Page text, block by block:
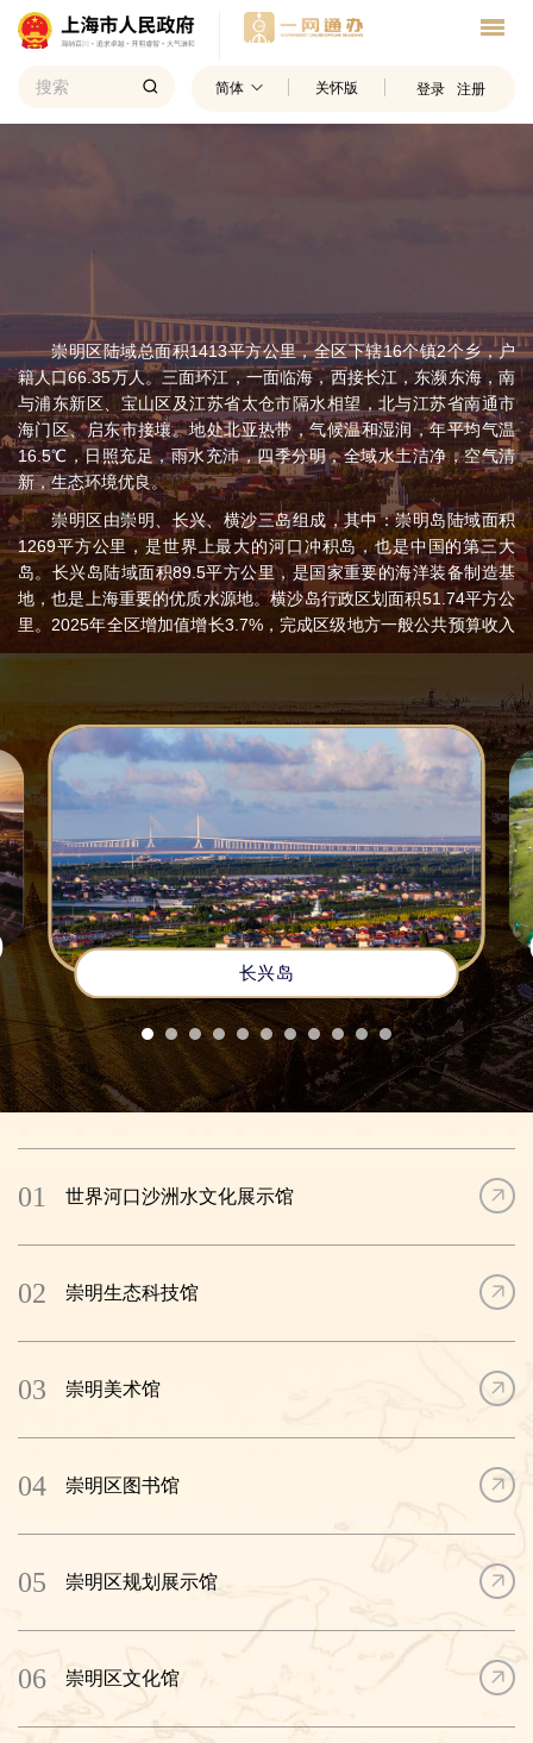
简体 关怀版 登录 注册
崇明区陆域总面积1413平方公里，全区下辖16个镇2个乡，户
籍人口66.35万人。三面环江，一面临海，西接长江，东濒东海，南
与浦东新区、宝山区及江苏省太仓市隔水相望，北与江苏省南通市
海门区、启东市接壤。地处北亚热带，气候温和湿润，年平均气温
16.5℃，日照充足，雨水充沛，四季分明，全域水土洁净，空气清
新，生态环境优良。
崇明区由崇明、长兴、横沙三岛组成，其中：崇明岛陆域面积
1269平方公里，是世界上最大的河口冲积岛，也是中国的第三大
岛。长兴岛陆域面积89.5平方公里，是国家重要的海洋装备制造基
地，也是上海重要的优质水源地。横沙岛行政区划面积51.74平方公
里。2025年全区增加值增长3.7%，完成区级地方一般公共预算收入
105.8亿元，规模以上工业总产值641.9亿元，居民人均可支配收入
历史上，长江口北岸的发育模式是一代代沙岛或沙岛群向北并
岸，形成新的江口北部岸线。崇明各沙洲坍涨不定，治城经历六建
五迁。五代十国时期，吴国在西沙设立崇明镇，崇明沙洲始有建
制。民国时期，先后隶属江苏南通、松江。1949年6月2日崇明解
放，隶属南通专区，1958年改隶上海市。2005年原属宝山区的长
兴、横沙2个乡行政区域整体划入崇明县。2016年改崇明县为崇明
区。
千百年来，崇明先民围垦造田、耕海牧渔，在与江海共生的岁
月里，沉淀出质朴醇厚、独具韵味的传统特色文化，既有江南水乡
的温婉雅致，又有沙地人家的豁达坚韧，涵盖民间艺术、民俗风
情、传统技艺、饮食文化等诸多领域，成为上海本土文化中不可或
缺的璀璨篇章。其中崇明山歌、瀛洲古调派琵琶、牡丹亭（江南丝
竹）入选国家级非物质文化遗产，崇明土布传统纺织技艺、崇明灶
花等入选市级非物质文化遗产。
2001年上海市委、市政府明确了崇明生态岛的功能定位，崇明
誉为“太平洋西岸难得的净土”。地表水环境质量考核断面达标比例保
持100%，环境空气质量（AQI）优良率达到89.4%。
当前崇明区正在大力推动生态产业发展，全力打造绿色生产“先
行区”。农业方面，努力打造绿色农业发展高地，坚持高科技、高品
质、高附加值，着力推进国家现代农业产业园和国家农业现代化示
业方面，全力服务和支持驻岛央企发展，推进世界领先的现代化造
船基地建设，引入船海领域的重点服务机构，推进无人化、绿色
发展方面，坚持精品化方向，丰富“小而精”、有“崇明味道”的文旅产
发展，推动景点民宿、文化美食、活动赛事联动，打造了庙镇515文
长兴岛
01 世界河口沙洲水文化展示馆
02 崇明生态科技馆
03 崇明美术馆
04 崇明区图书馆
05 崇明区规划展示馆
06 崇明区文化馆